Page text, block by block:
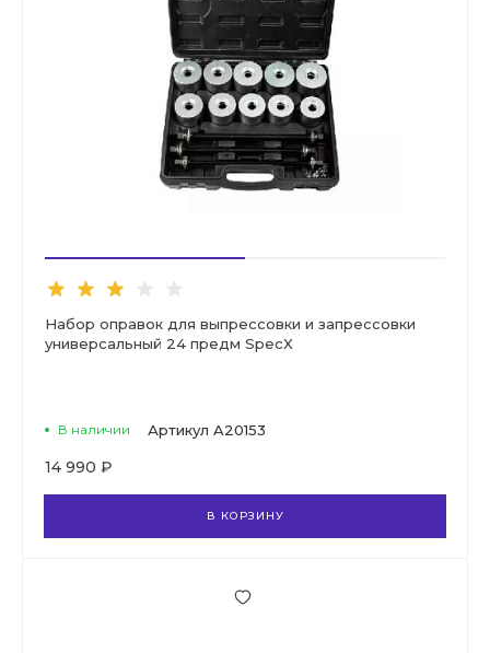
Набор оправок для выпрессовки и запрессовки
универсальный 24 предм SpecX
В наличии Артикул A20153
14 990 ₽
В КОРЗИНУ